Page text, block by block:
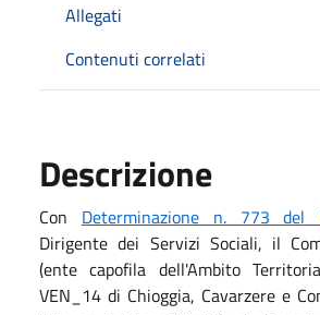
Allegati
Contenuti correlati
Descrizione
Con Determinazione n. 773 del
Dirigente dei Servizi Sociali, il
(ente capofila dell'Ambito
VEN_14 di Chioggia, Cavarzere e